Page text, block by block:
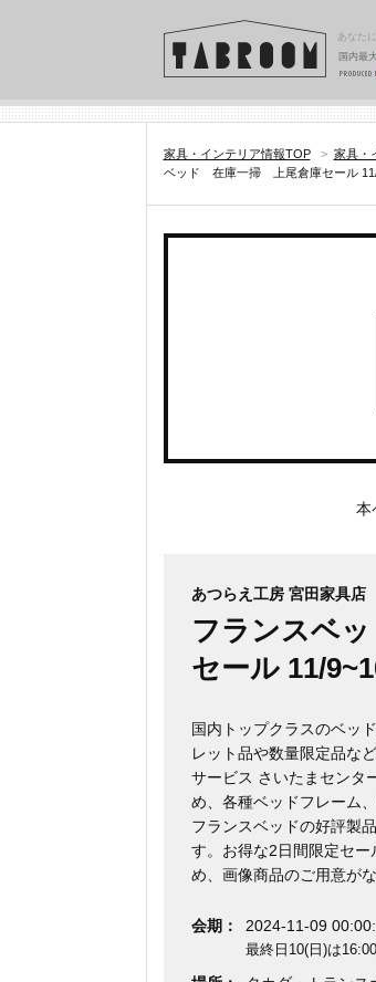
あなた
国内最
家具・インテリア情報TOP > 家具・
ベッド 在庫一掃 上尾倉庫セール
本
あつらえ工房 宮田家具店
フランスベ
セール 11/
国内トップクラスのベッ
レット品や数量限定品な
サービス さいたまセンタ
め、各種ベッドフレーム
フランスベッドの好評製
す。お得な2日間限定セ
め、画像商品のご用意が
会期： 2024-11-09
最終日10(日)は